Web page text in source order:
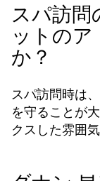
スパ訪問
ットの
か？
スパ訪問時は
を守ることが
クスした雰囲